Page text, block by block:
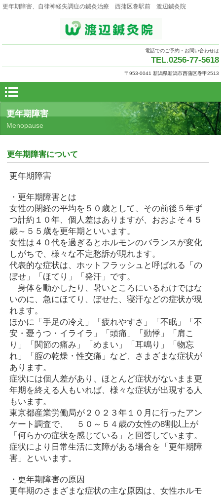
更年期障害、自律神経失調症の鍼灸治療 西蒲区巻駅前 渡辺鍼灸院
電話でのご予約・お問い合わせは
TEL.0256-77-5618
〒953-0041 新潟県新潟市西蒲区巻甲2513
更年期障害
Menopause
更年期障害について
更年期障害
・更年期障害とは
女性の閉経の平均を５０歳として、その前後５年ず
つ計約１０年、個人差はありますが、おおよそ４５
歳～５５歳を更年期といいます。
女性は４０代を過ぎるとホルモンのバランスが変化
しがちで、様々な不定愁訴が現れます。
代表的な症状は、ホットフラッシュと呼ばれる「の
ぼせ」「ほてり」「発汗」です。
身体を動かしたり、暑いところにいるわけではな
いのに、急にほてり、ぼせた、寝汗などの症状が現
れます。
ほかに「手足の冷え」「疲れやすさ」「不眠」「不
安・憂うつ・イライラ」「頭痛」「動悸」「肩こ
り」「関節の痛み」「めまい」「耳鳴り」「物忘
れ」「腟の乾燥・性交痛」など、さまざまな症状が
あります。
症状には個人差があり、ほとんど症状がないまま更
年期を終える人もいれば、様々な症状が出現する人
もいます。
東京都産業労働局が２０２３年１０月に行ったアン
ケート調査で、 ５０～５４歳の女性の8割以上が
「何らかの症状を感じている」と回答しています。
症状により日常生活に支障がある場合を「更年期障
害」といいます。
・更年期障害の原因
更年期のさまざまな症状の主な原因は、女性ホルモ